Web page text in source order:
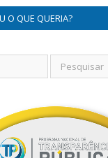
O QUE QUERIA?